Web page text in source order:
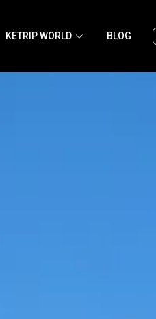
KETRIP WORLD BLOG